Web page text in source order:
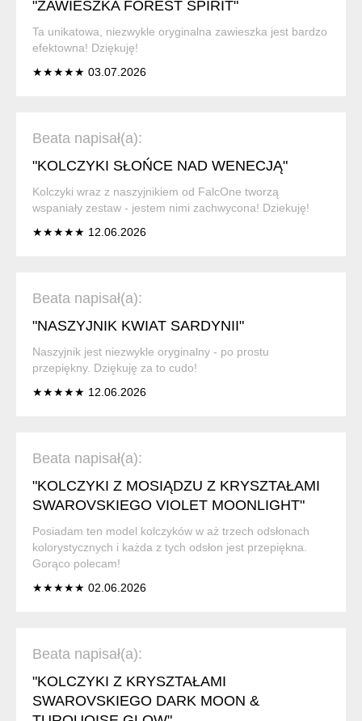
"ZAWIESZKA FOREST SPIRIT"
Ta unikatowa, niezwykle oryginalna zawieszka jest bardzo
efektowna! Dziękuję!
★★★★★ 03.07.2026
Beata napisał(a):
"KOLCZYKI SŁOŃCE NAD WENECJĄ"
Kolczyki wraz z naszyjnikiem od FalcOne tworzą
wspaniały zestaw - jestem nimi zachwycona! Dziekuję!
★★★★★ 12.06.2026
Beata napisał(a):
"NASZYJNIK KWIAT SARDYNII"
Naszyjnik jest niezwykle oryginalny - po prostu
przepiękny. Dziękuję za to cudo!
★★★★★ 12.06.2026
Beata napisał(a):
"KOLCZYKI Z MOSIĄDZU Z KRYSZTAŁAMI
SWAROVSKIEGO VIOLET MOONLIGHT"
Posiadam ten model kolczyków w aż trzech odsłonach
kolorystycznych i każda z tych odsłon jest przepiękna.
Gorąco polecam!
★★★★★ 02.06.2026
Beata napisał(a):
"KOLCZYKI Z KRYSZTAŁAMI
SWAROVSKIEGO DARK MOON &